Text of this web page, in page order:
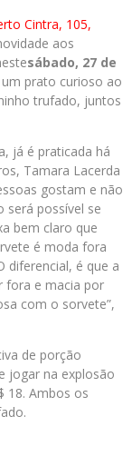
Cintra, 105,
aos
sábado, 27 de
prato curioso ao
trufado, juntos
já é praticada há
Tamara Lacerda
gostam e não
será possível se
bem claro que
é moda fora
diferencial, é que a
fora e macia por
com o sorvete”,
de porção
jogar na explosão
18. Ambos os